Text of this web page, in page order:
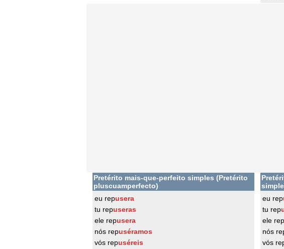
Pretérito mais-que-perfeito simples (Pretérito
pluscuamperfecto)
eu repusera
tu repuseras
ele repusera
nós repuséramos
vós repuséreis
eu rep
tu rep
ele rep
nós
vós